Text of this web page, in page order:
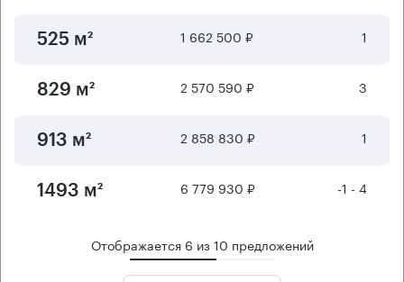
525 м² 1 662 500 ₽ 1
829 м² 2 570 590 ₽ 3
913 м² 2 858 830 ₽ 1
1493 м² 6 779 930 ₽ -1 - 4
Отображается 6 из10 предложений